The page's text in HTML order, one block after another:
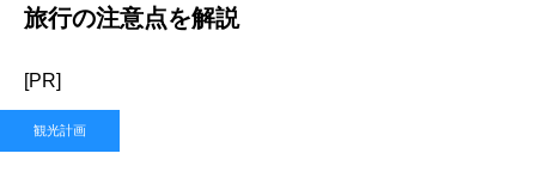
旅行の注意点を解説
[PR]
観光計画